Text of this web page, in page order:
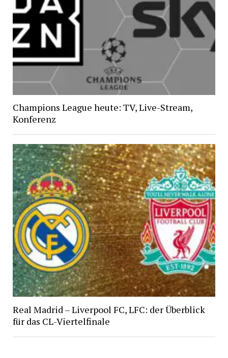
Champions League heute: TV, Live-Stream,
Konferenz
Real Madrid – Liverpool FC, LFC: der Überblick
für das CL-Viertelfinale